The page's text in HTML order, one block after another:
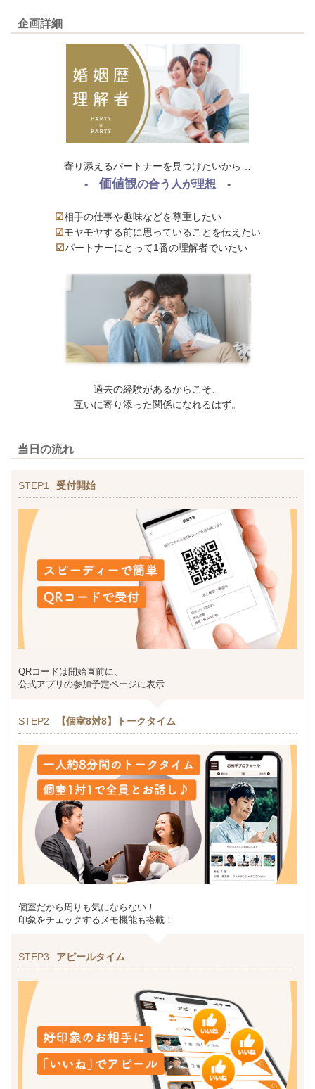
企画詳細
寄り添えるパートナーを見つけたいから…
- 価値観の合う人が理想 -
☑相手の仕事や趣味などを尊重したい
☑モヤモヤする前に思っていることを伝えたい
☑パートナーにとって1番の理解者でいたい
過去の経験があるからこそ、
互いに寄り添った関係になれるはず。
当日の流れ
STEP1 受付開始
QRコードは開始直前に、
公式アプリの参加予定ページに表示
STEP2 【個室8対8】トークタイム
個室だから周りも気にならない！
印象をチェックするメモ機能も搭載！
STEP3 アピールタイム